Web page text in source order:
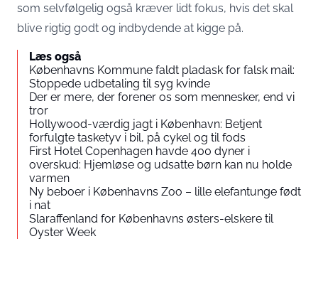
som selvfølgelig også kræver lidt fokus, hvis det skal
blive rigtig godt og indbydende at kigge på.
Læs også
Københavns Kommune faldt pladask for falsk mail:
Stoppede udbetaling til syg kvinde
Der er mere, der forener os som mennesker, end vi
tror
Hollywood-værdig jagt i København: Betjent
forfulgte tasketyv i bil, på cykel og til fods
First Hotel Copenhagen havde 400 dyner i
overskud: Hjemløse og udsatte børn kan nu holde
varmen
Ny beboer i Københavns Zoo – lille elefantunge født
i nat
Slaraffenland for Københavns østers-elskere til
Oyster Week